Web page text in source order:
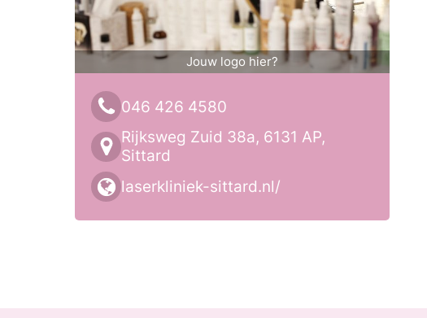
Jouw logo hier?
046 426 4580
Rijksweg Zuid 38a, 6131 AP,
Sittard
laserkliniek-sittard.nl/